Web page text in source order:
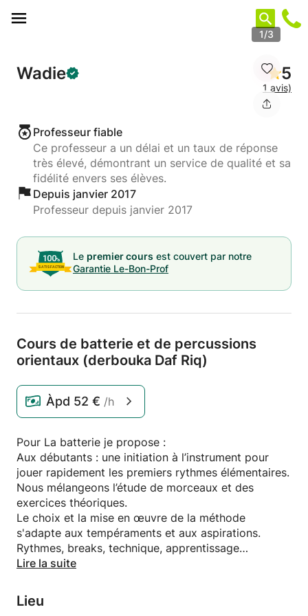
1/3
Wadie 5
1 avis)
Professeur fiable
Ce professeur a un délai et un taux de réponse
très élevé, démontrant un service de qualité et sa
fidélité envers ses élèves.
Depuis janvier 2017
Professeur depuis janvier 2017
Le premier cours est couvert par notre
Garantie Le-Bon-Prof
Cours de batterie et de percussions
orientaux (derbouka Daf Riq)
Àpd 52 € /h
Pour La batterie je propose :
Aux débutants : une initiation à l’instrument pour
jouer rapidement les premiers rythmes élémentaires.
Nous mélangeons l’étude de morceaux et des
exercices théoriques.
Le choix et la mise en œuvre de la méthode
s'adapte aux tempéraments et aux aspirations.
Rythmes, breaks, technique, apprentissage
progressif de la lecture.
travaillons les rudiments,
l’indépendance des membres, le solfège rythmique
Lire la suite
Lieu